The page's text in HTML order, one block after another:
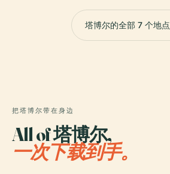
塔博尔的全部 7 个地点
把塔博尔带在身边
All of 塔博尔,
一次下载到手。